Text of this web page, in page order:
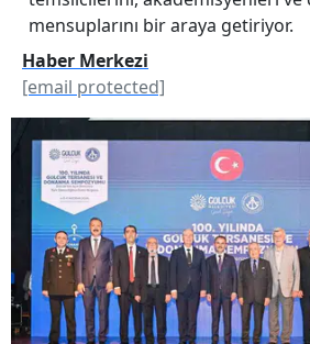
mensuplarını bir araya getiriyor.
Haber Merkezi
[email protected]